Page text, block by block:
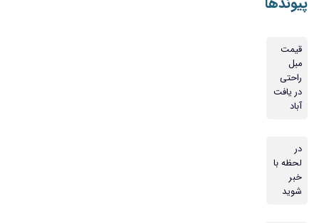
قیمت
مبل
راحتی
در یافت
آباد
در
لحظه با
خبر
شوید